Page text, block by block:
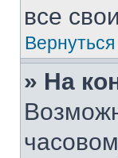
все
» На